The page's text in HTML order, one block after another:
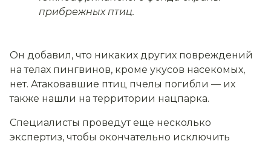
прибрежных птиц.
Он добавил, что никаких других повреждений
на телах пингвинов, кроме укусов насекомых,
нет. Атаковавшие птиц пчелы погибли — их
также нашли на территории нацпарка.
Специалисты проведут еще несколько
экспертиз, чтобы окончательно исключить